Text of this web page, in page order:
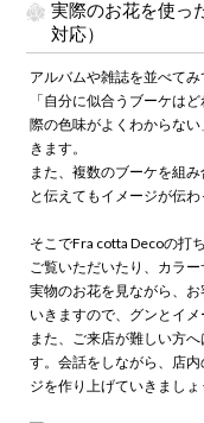
実際のお花を使っ
対応）
アルバムや雑誌を並べてみ
「自分に似合うブーケは
際の色味がよくわからな
きます。
また、複数のブーケを組
と伝えてもイメージが伝
そこでFra cotta Decoの
ご覧いただいたり、カラ
実物のお花を見ながら、
いきますので、グンとイメ
また、ご来店が難しい方
す。会話をしながら、店
ジを作り上げていきましょ